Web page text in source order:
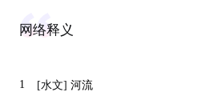
网络释义
1 [水文] 河流